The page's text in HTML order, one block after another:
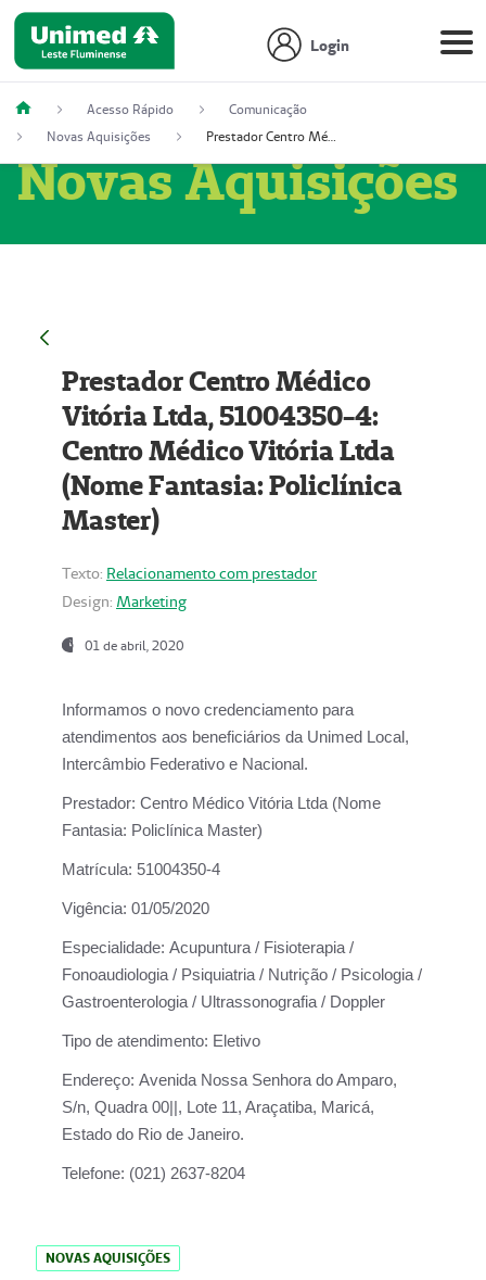
Login
Acesso Rápido
Comunicação
Novas Aquisições
Prestador Centro Médico Vitória Ltda, 51004350-4: Centro Médico Vitória Ltda (Nome Fantasia: Policlínica Master)
Novas Aquisições
Prestador Centro Médico
Vitória Ltda, 51004350-4:
Centro Médico Vitória Ltda
(Nome Fantasia: Policlínica
Master)
Texto: Relacionamento com prestador
Design: Marketing
01 de abril, 2020
Informamos o novo credenciamento para
atendimentos aos beneficiários da Unimed Local,
Intercâmbio Federativo e Nacional.
Prestador: Centro Médico Vitória Ltda (Nome
Fantasia: Policlínica Master)
Matrícula: 51004350-4
Vigência: 01/05/2020
Especialidade: Acupuntura / Fisioterapia /
Fonoaudiologia / Psiquiatria / Nutrição / Psicologia /
Gastroenterologia / Ultrassonografia / Doppler
Tipo de atendimento: Eletivo
Endereço: Avenida Nossa Senhora do Amparo,
S/n, Quadra 00||, Lote 11, Araçatiba, Maricá,
Estado do Rio de Janeiro.
Telefone: (021) 2637-8204
NOVAS AQUISIÇÕES